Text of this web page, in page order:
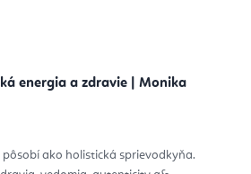
energia a zdravie | Monika
ako holistická sprievodkyňa.